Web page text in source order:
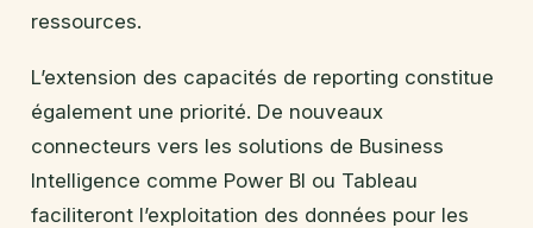
ressources.
L’extension des capacités de reporting constitue
également une priorité. De nouveaux
connecteurs vers les solutions de Business
Intelligence comme Power BI ou Tableau
faciliteront l’exploitation des données pour les